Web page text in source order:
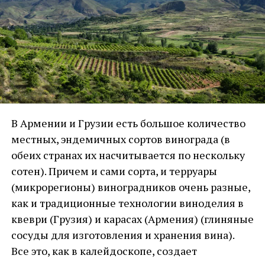
Источник: Статкомитет Армении, данные
приводятся за февраль каждого года
Эффект релокантов для экономики: если,
немного упрощая, помножить нынешнюю
касается качественных характеристик —
тенденция не самая благоприятная. При том,
что количество туристов из России выросло,
общая сумма денег, которые они потратили в
Грузии, уменьшилась.
Выводов тут напрашивается несколько.
что российские туристы в принципе стали
экономить на поездках на фоне уменьшения
покупательной способности. Можно также
предположить, что что наиболее
платежеспособная часть аудитории просто
переориентировалась на другие направления.
Но есть и еще один фактор, точно
заслуживающий внимания: в последние годы
часть туристов начала тратить свой отпускной
В Армении и Грузии есть большое количество
местных, эндемичных сортов винограда (в
обеих странах их насчитывается по нескольку
сотен). Причем и сами сорта, и терруары
(микрорегионы) виноградников очень разные,
как и традиционные технологии виноделия в
квеври (Грузия) и карасах (Армения) (глиняные
сосуды для изготовления и хранения вина).
Все это, как в калейдоскопе, создает